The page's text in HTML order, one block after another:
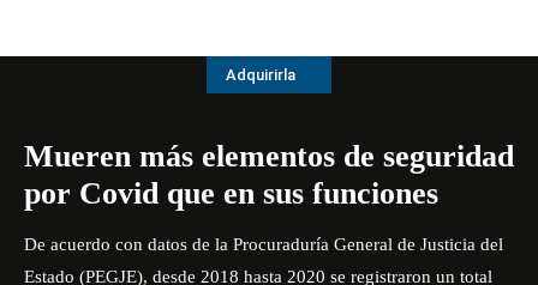
Adquirirla
Mueren más elementos de seguridad
por Covid que en sus funciones
De acuerdo con datos de la Procuraduría General de Justicia del
Estado (PEGJE), desde 2018 hasta 2020 se registraron un total